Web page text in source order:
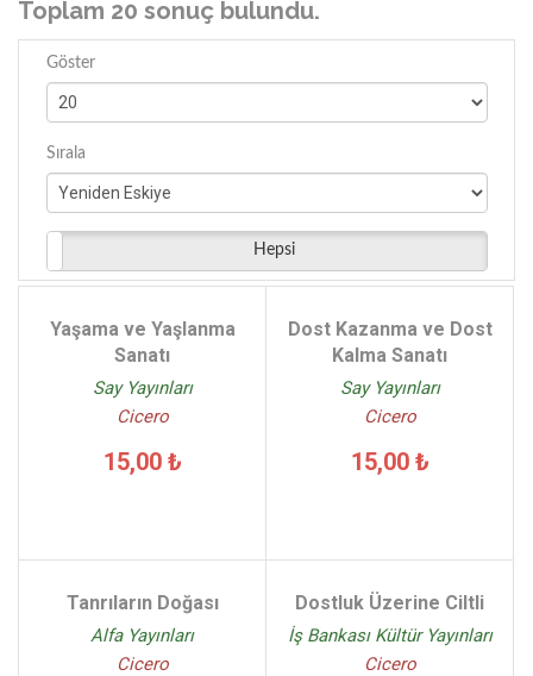
Toplam 20 sonuç bulundu.
Göster
Sırala
Hepsi
Yaşama ve Yaşlanma
Sanatı
Say Yayınları
Cicero
15,00 ₺
Dost Kazanma ve Dost
Kalma Sanatı
Say Yayınları
Cicero
15,00 ₺
Tanrıların Doğası
Alfa Yayınları
Cicero
Dostluk Üzerine Ciltli
İş Bankası Kültür Yayınları
Cicero